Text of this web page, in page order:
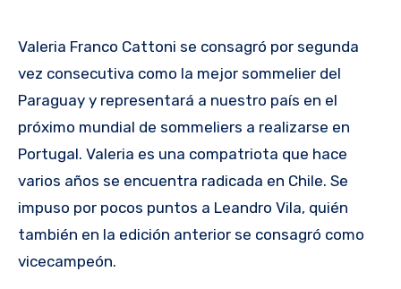
Valeria Franco Cattoni se consagró por segunda
vez consecutiva como la mejor sommelier del
Paraguay y representará a nuestro país en el
próximo mundial de sommeliers a realizarse en
Portugal. Valeria es una compatriota que hace
varios años se encuentra radicada en Chile. Se
impuso por pocos puntos a Leandro Vila, quién
también en la edición anterior se consagró como
vicecampeón.